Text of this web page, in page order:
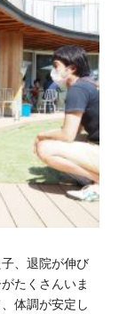
、退院が伸び
たくさんいま
体調が安定し